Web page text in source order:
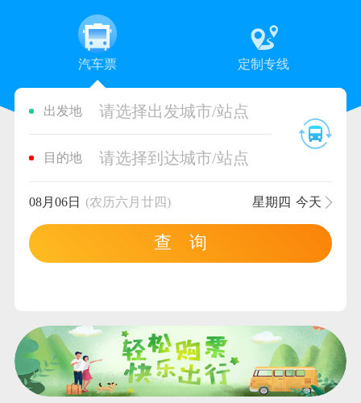
汽车票 定制专线
出发地 请选择出发城市/站点
目的地 请选择到达城市/站点
08月06日 (农历六月廿四) 星期四 今天
查 询